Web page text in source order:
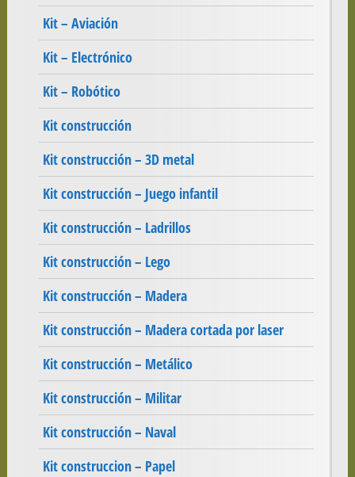
Kit – Aviación
Kit – Electrónico
Kit – Robótico
Kit construcción
Kit construcción – 3D metal
Kit construcción – Juego infantil
Kit construcción – Ladrillos
Kit construcción – Lego
Kit construcción – Madera
Kit construcción – Madera cortada por laser
Kit construcción – Metálico
Kit construcción – Militar
Kit construcción – Naval
Kit construccion – Papel